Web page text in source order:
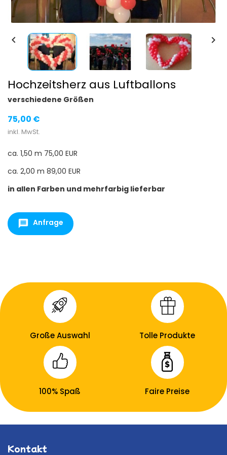
 
Hochzeitsherz aus Luftballons
verschiedene Größen
75,00 €
inkl. MwSt.
ca. 1,50 m 75,00 EUR
ca. 2,00 m 89,00 EUR
in allen Farben und mehrfarbig lieferbar
message Anfrage
Große Auswahl Tolle Produkte
100% Spaß Faire Preise
Kontakt